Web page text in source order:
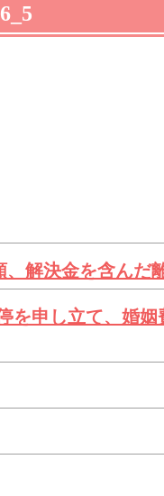
解決金を含んだ
を申し立て、婚